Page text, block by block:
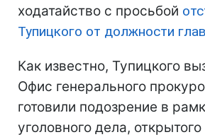
ходатайство с просьбой
Тупицкого от должности
Как известно, Тупицкого
Офис генерального
готовили подозрение в
уголовного дела,